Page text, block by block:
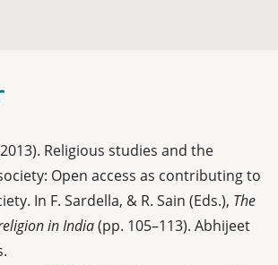
Religious studies and the
Open access as contributing to
In F. Sardella, & R. Sain (Eds.), The
in India(pp. 105–113). Abhijeet